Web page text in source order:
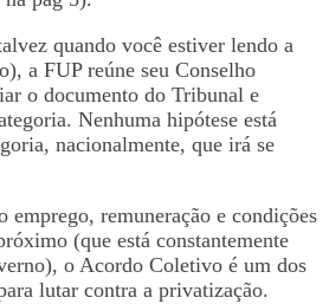
quando você estiver lendo a
a FUP reúne seu Conselho
o documento do Tribunal e
Nenhuma hipótese está
nacionalmente, que irá se
emprego, remuneração e condições
(que está constantemente
o Acordo Coletivo é um dos
lutar contra a privatização.